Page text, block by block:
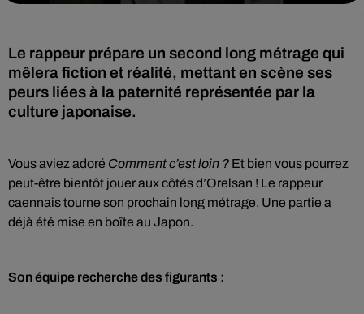
Le rappeur prépare un second long métrage qui
mêlera fiction et réalité, mettant en scène ses
peurs liées à la paternité représentée par la
culture japonaise.
Vous aviez adoré Comment c’est loin ? Et bien vous pourrez
peut-être bientôt jouer aux côtés d’Orelsan ! Le rappeur
caennais tourne son prochain long métrage. Une partie a
déjà été mise en boîte au Japon.
Son équipe recherche des figurants :